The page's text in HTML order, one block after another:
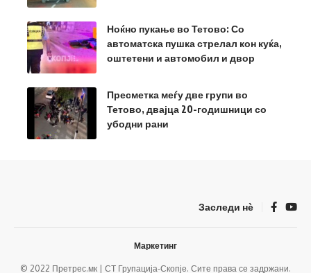
Ноќно пукање во Тетово: Со
автоматска пушка стрелал кон куќа,
оштетени и автомобил и двор
Пресметка меѓу две групи во
Тетово, двајца 20-годишници со
убодни рани
Заследи нѐ
© 2022 Претрес.мк | СТ Групација-Скопје. Сите права се задржани.
Маркетинг